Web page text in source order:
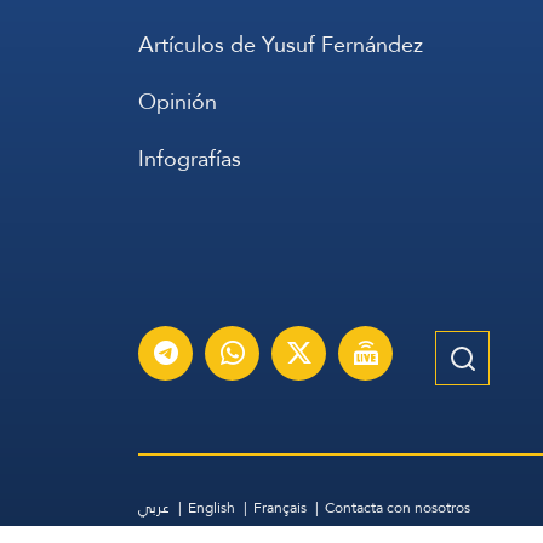
Artículos de Yusuf Fernández
Opinión
Infografías
عربي English Français Contacta con nosotros